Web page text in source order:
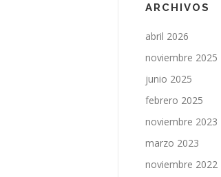
ARCHIVOS
abril 2026
noviembre 2025
junio 2025
febrero 2025
noviembre 2023
marzo 2023
noviembre 2022